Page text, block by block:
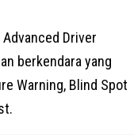
Driver
berkendara yang
Warning, Blind Spot